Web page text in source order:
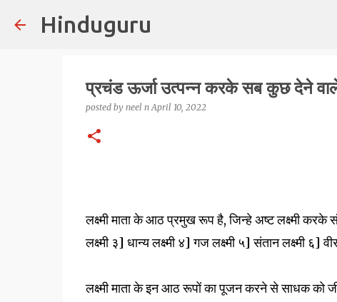
Hinduguru
प्रचंड ऊर्जा उत्पन्न करके सब कुछ देने वाले
posted by neel n April 10, 2022
लक्ष्मी माता के आठ प्रमुख रूप है, जिन्हे अष्ट लक्ष्मी
लक्ष्मी ३] धान्य लक्ष्मी ४] गज लक्ष्मी ५] संतान लक्ष्मी ६]
लक्ष्मी माता के इन आठ रूपों का पूजन करने से साधक को